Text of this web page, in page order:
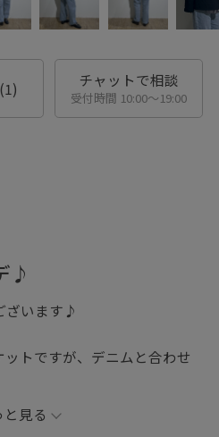
(1) チャットで相談
受付時間 10:00〜19:00
♪
ざいます♪
トですが、デニムと合わせ
⭐︎〜⭐︎〜⭐︎〜⭐︎〜⭐︎〜⭐︎〜⭐︎〜
と見る